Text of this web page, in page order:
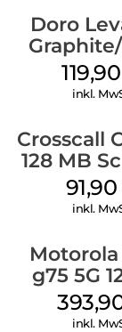
Doro
inkl.
Crosscall
128 MB
91,90
inkl.
g75 5G
Charcoal
inkl.